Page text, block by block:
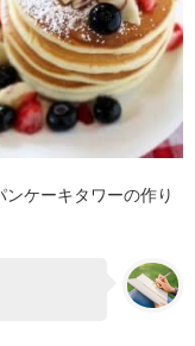
ケーキタワーの作り